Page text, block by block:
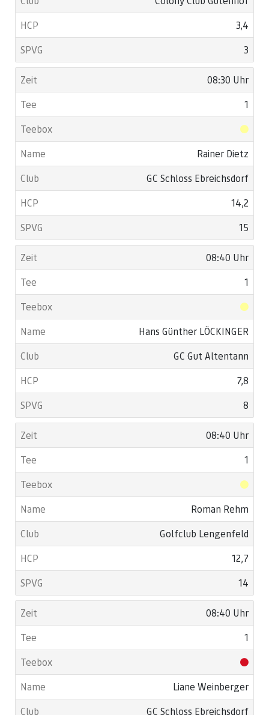
3,4
3
08:30 Uhr
1
Rainer Dietz
GC Schloss Ebreichsdorf
14,2
15
08:40 Uhr
1
Hans Günther LÖCKINGER
GC Gut Altentann
7,8
8
08:40 Uhr
1
Roman Rehm
Golfclub Lengenfeld
12,7
14
08:40 Uhr
1
Liane Weinberger
GC Schloss Ebreichsdorf